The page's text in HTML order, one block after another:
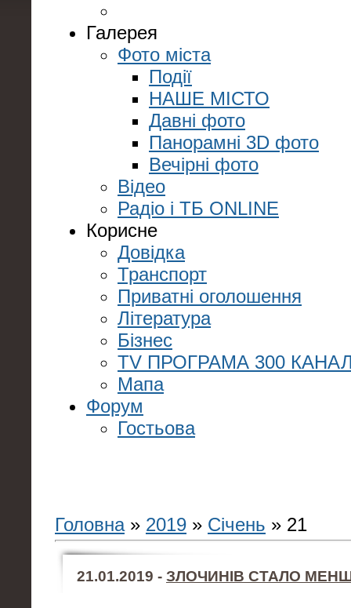
Галерея
Фото міста
Події
НАШЕ МІСТО
Давні фото
Панорамні 3D фото
Вечірні фото
Відео
Радіо і ТБ ONLINE
Корисне
Довідка
Транспорт
Приватні оголошення
Література
Бізнес
TV ПРОГРАМА 300
Мапа
Форум
Гостьова
Головна» 2019 » Січень » 21
21.01.2019 - ЗЛОЧИНІВ СТАЛО